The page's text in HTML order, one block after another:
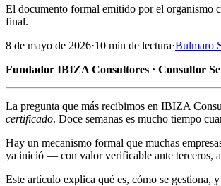
El documento formal emitido por el organismo
final.
8 de mayo de 2026·10 min de lectura·Bulmaro
Fundador IBIZA Consultores · Consultor
La pregunta que más recibimos en IBIZA
certificado. Doce semanas es mucho tiempo
Hay un mecanismo formal que muchas
ya inició — con valor verificable ante terceros,
Este artículo explica qué es, cómo se gestiona,